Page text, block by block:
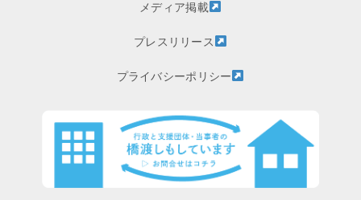
メディア掲載
プレスリリース
プライバシーポリシー